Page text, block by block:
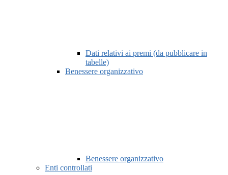
Dati relativi ai premi (da pubblicare in
tabelle)
Benessere organizzativo
Benessere organizzativo
Enti controllati